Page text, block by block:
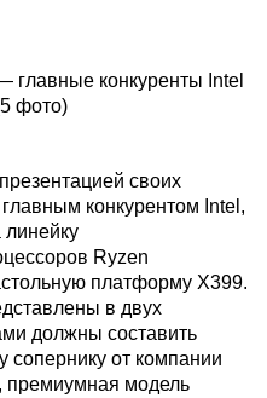
своих
конкурентом Intel,
Ryzen
платформу X399.
в двух
должны составить
сопернику от компании
премиумная модель